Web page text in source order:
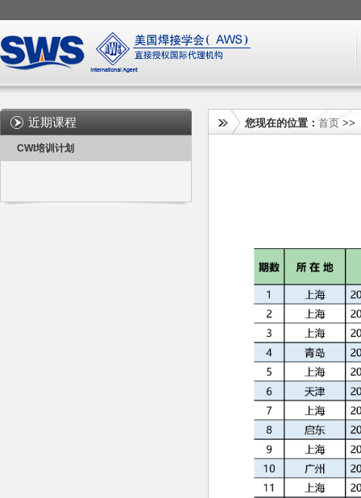
近期课程
CWI培训计划
您现在的位置： 首页 >>